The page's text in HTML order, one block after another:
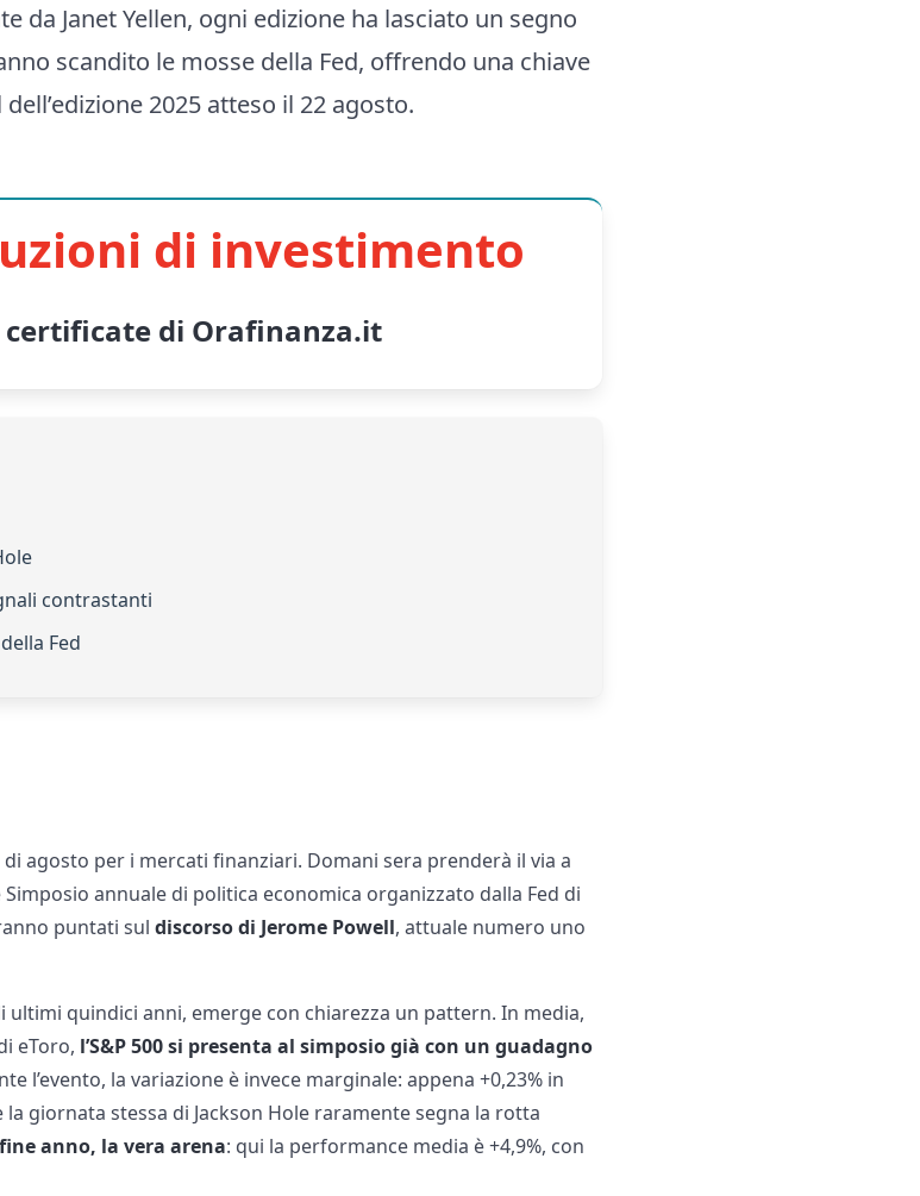
da Janet Yellen, ogni edizione ha lasciato un segno
scandito le mosse della Fed, offrendo una chiave
2025 atteso il 22 agosto.
di investimento
di Orafinanza.it
contrastanti
Fed
agosto per i mercati finanziari. Domani sera prenderà il via a
annuale di politica economica organizzato dalla Fed di
puntati suldiscorso di Jerome Powell, attuale numero uno
ultimi quindici anni, emerge con chiarezza un pattern. In media,
eToro, l’S&P 500 si presenta al simposio già con un guadagno
l’evento, la variazione è invece marginale: appena +0,23% in
giornata stessa di Jackson Hole raramente segna la rotta
anno, la vera arena: qui la performance media è +4,9%, con